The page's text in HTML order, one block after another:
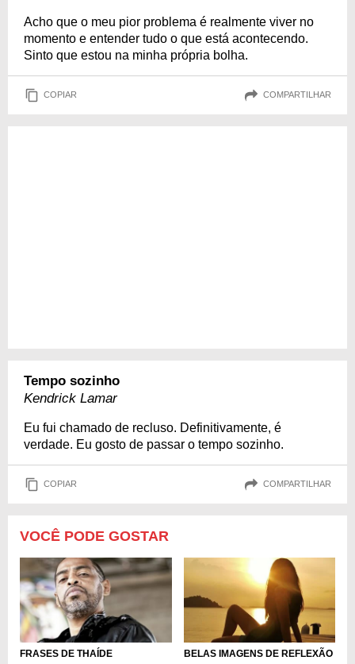
Acho que o meu pior problema é realmente viver no
momento e entender tudo o que está acontecendo.
Sinto que estou na minha própria bolha.
COPIAR COMPARTILHAR
Tempo sozinho
Kendrick Lamar
Eu fui chamado de recluso. Definitivamente, é
verdade. Eu gosto de passar o tempo sozinho.
COPIAR COMPARTILHAR
VOCÊ PODE GOSTAR
FRASES DE THAÍDE BELAS IMAGENS DE REFLEXÃO